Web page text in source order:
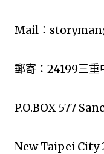
Mail：
郵寄：24199三重
P.O.BOX 577
New Taipei City